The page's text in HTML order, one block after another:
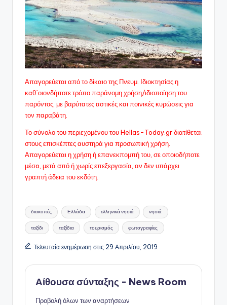
Απαγορεύεται από το δίκαιο της Πνευμ. Ιδιοκτησίας η
καθ΄οιονδήποτε τρόπο παράνομη χρήση/ιδιοποίηση του
παρόντος, με βαρύτατες αστικές και ποινικές κυρώσεις για
τον παραβάτη.
Το σύνολο του περιεχομένου του Hellas-Today.gr διατίθεται
στους επισκέπτες αυστηρά για προσωπική χρήση.
Απαγορεύεται η χρήση ή επανεκπομπή του, σε οποιοδήποτε
μέσo, μετά από ή χωρίς επεξεργασία, αν δεν υπάρχει
γραπτή άδεια του εκδότη.
Ετικέτες:
διακοπές Ελλάδα ελληνικά νησιά νησιά
ταξίδι ταξίδια τουρισμός φωτογραφίες
Τελευταία ενημέρωση στις 29 Απριλίου, 2019
Αίθουσα σύνταξης - News Room
Προβολή όλων των αναρτήσεων